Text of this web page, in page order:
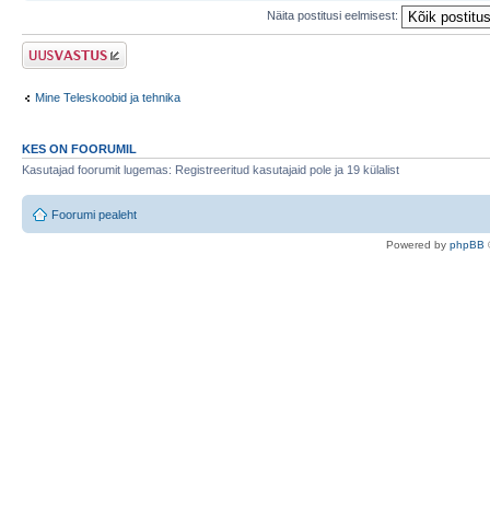
Näita postitusi eelmisest:
Postita vastus
Mine Teleskoobid ja tehnika
KES ON FOORUMIL
Kasutajad foorumit lugemas: Registreeritud kasutajaid pole ja 19 külalist
Foorumi pealeht
Powered by phpBB